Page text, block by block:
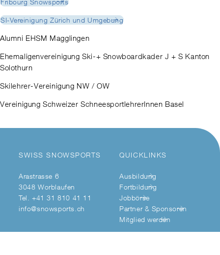
Fribourg Snowsports
SI-Vereinigung Zürich und Umgebung
Alumni EHSM Magglingen
Ehemaligenvereinigung Ski-+ Snowboardkader J + S Kanton
Solothurn
Skilehrer-Vereinigung NW / OW
Vereinigung Schweizer SchneesportlehrerInnen Basel
SWISS SNOWSPORTS
Arastrasse 6
3048 Worblaufen
Tel. +41 31 810 41 11
info@snowsports.ch
QUICKLINKS
Ausbildung
Fortbildung
Jobbörse
Partner & Sponsoren
Mitglied werden